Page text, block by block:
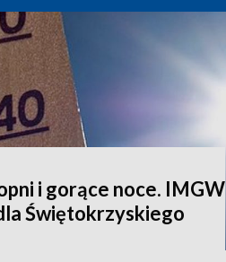
i gorące noce. IMGW
Świętokrzyskiego